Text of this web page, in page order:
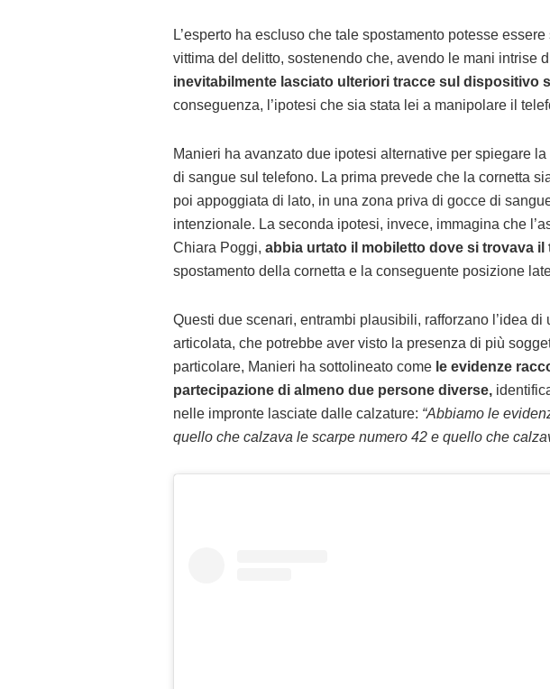
L’esperto ha escluso che tale spostamento potesse
vittima del delitto, sostenendo che, avendo le mani intrise
inevitabilmente lasciato ulteriori tracce sul dispositivo
conseguenza, l’ipotesi che sia stata lei a manipolare il
Manieri ha avanzato due ipotesi alternative per spiegare
di sangue sul telefono. La prima prevede che la cornetta
poi appoggiata di lato, in una zona priva di gocce di
intenzionale. La seconda ipotesi, invece, immagina che
Chiara Poggi, abbia urtato il mobiletto dove si trovava il
spostamento della cornetta e la conseguente posizione
Questi due scenari, entrambi plausibili, rafforzano l’idea
articolata, che potrebbe aver visto la presenza di più
particolare, Manieri ha sottolineato come le evidenze
partecipazione di almeno due persone diverse,
nelle impronte lasciate dalle calzature: “Abbiamo le
quello che calzava le scarpe numero 42 e quello che